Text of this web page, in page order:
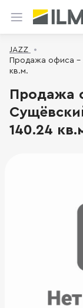
JAZZ
Продажа офиса -
кв.м.
Продажа
140.24